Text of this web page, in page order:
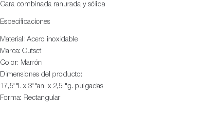
Cara combinada ranurada y sólida
Especificaciones
Material: Acero inoxidable
Marca: Outset
Color: Marrón
Dimensiones del producto:
17,5""l. x 3""an. x 2,5""g. pulgadas
Forma: Rectangular